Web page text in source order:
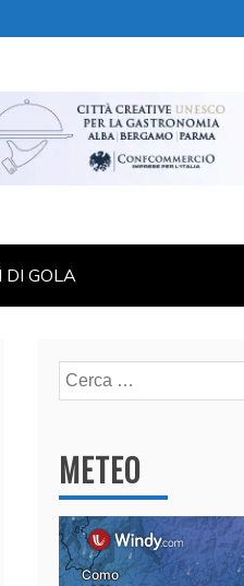
DI GOLA
Ricerca
per:
METEO